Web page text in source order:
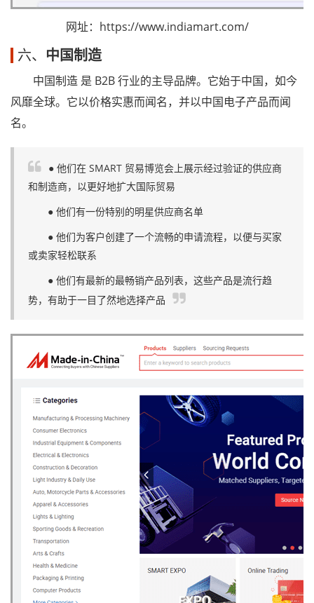
网址：https://www.indiamart.com/
六、 中国制造
中国制造 是 B2B 行业的主导品牌。它始于中国，如今
风靡全球。它以价格实惠而闻名，并以中国电子产品而闻
名。
● 他们在 SMART 贸易博览会上展示经过验证的供应商
和制造商，以更好地扩大国际贸易
● 他们有一份特别的明星供应商名单
● 他们为客户创建了一个流畅的申请流程，以便与买家
或卖家轻松联系
● 他们有最新的最畅销产品列表，这些产品是流行趋
势，有助于一目了然地选择产品